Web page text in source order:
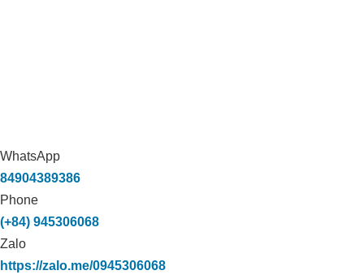
WhatsApp
84904389386
Phone
(+84) 945306068
Zalo
https://zalo.me/0945306068